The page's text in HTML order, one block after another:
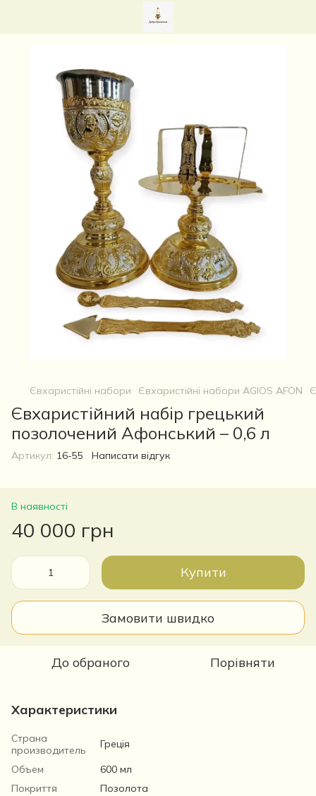
Євхаристійні набори Євхаристійні набори AGIOS AFON
Євхаристійний набір грецький
позолочений Афонський – 0,6 л
Артикул: 16-55 Написати відгук
В наявності
40 000 грн
Купити
Замовити швидко
До обраного Порівняти
Характеристики
Страна
производитель
Греція
Объем
600 мл
Покриття
Позолота